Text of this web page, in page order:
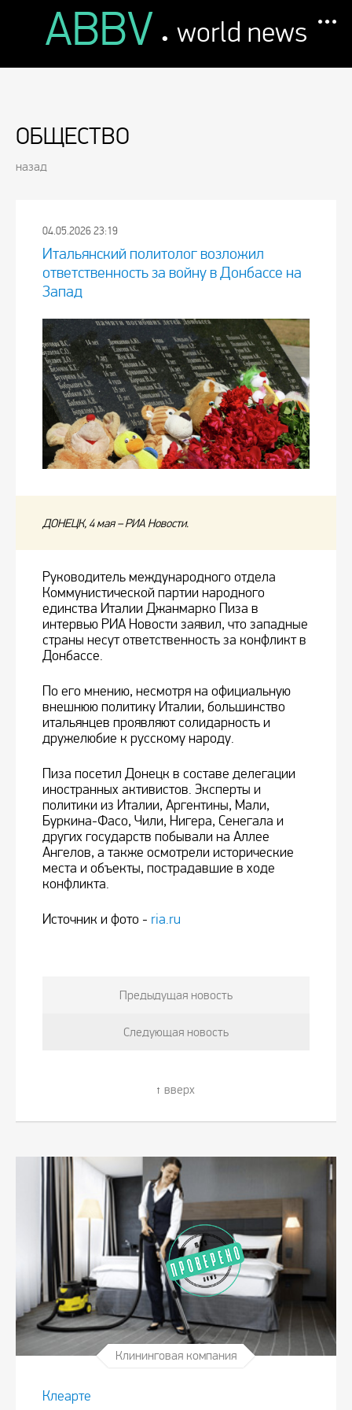
ABBV . world news
ОБЩЕСТВО
назад
04.05.2026 23:19
Итальянский политолог возложил
ответственность за войну в Донбассе на
Запад
ДОНЕЦК, 4 мая – РИА Новости.
Руководитель международного отдела
Коммунистической партии народного
единства Италии Джанмарко Пиза в
интервью РИА Новости заявил, что западные
страны несут ответственность за конфликт в
Донбассе.
По его мнению, несмотря на официальную
внешнюю политику Италии, большинство
итальянцев проявляют солидарность и
дружелюбие к русскому народу.
Пиза посетил Донецк в составе делегации
иностранных активистов. Эксперты и
политики из Италии, Аргентины, Мали,
Буркина-Фасо, Чили, Нигера, Сенегала и
других государств побывали на Аллее
Ангелов, а также осмотрели исторические
места и объекты, пострадавшие в ходе
конфликта.
Источник и фото - ria.ru
Предыдущая новость
Следующая новость
вверх
Клининговая компания
Клеарте